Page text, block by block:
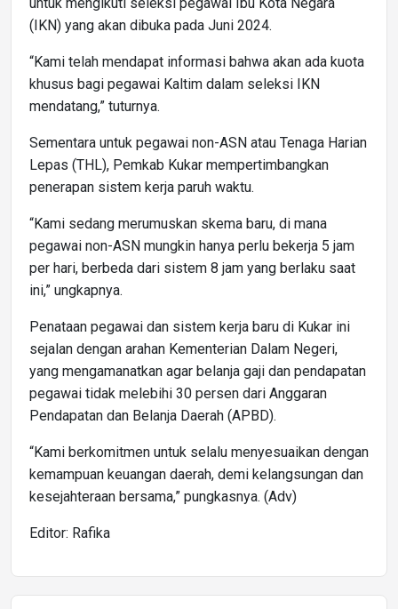
(IKN) yang akan dibuka pada Juni 2024.
“Kami telah mendapat informasi bahwa akan ada kuota
khusus bagi pegawai Kaltim dalam seleksi IKN
mendatang,” tuturnya.
Sementara untuk pegawai non-ASN atau Tenaga Harian
Lepas (THL), Pemkab Kukar mempertimbangkan
penerapan sistem kerja paruh waktu.
“Kami sedang merumuskan skema baru, di mana
pegawai non-ASN mungkin hanya perlu bekerja 5 jam
per hari, berbeda dari sistem 8 jam yang berlaku saat
ini,” ungkapnya.
Penataan pegawai dan sistem kerja baru di Kukar ini
sejalan dengan arahan Kementerian Dalam Negeri,
yang mengamanatkan agar belanja gaji dan pendapatan
pegawai tidak melebihi 30 persen dari Anggaran
Pendapatan dan Belanja Daerah (APBD).
“Kami berkomitmen untuk selalu menyesuaikan dengan
kemampuan keuangan daerah, demi kelangsungan dan
kesejahteraan bersama,” pungkasnya. (Adv)
Editor: Rafika